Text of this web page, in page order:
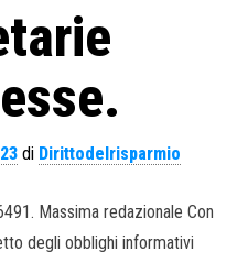
di Dirittodelrisparmio
Massima redazionale Con
degli obblighi informativi